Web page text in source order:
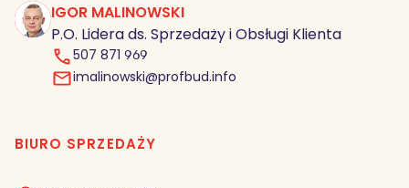
IM
IGOR MALINOWSKI
P.O. Lidera ds. Sprzedaży i Obsługi Klienta
507 871 969
imalinowski@profbud.info
BIURO SPRZEDAŻY